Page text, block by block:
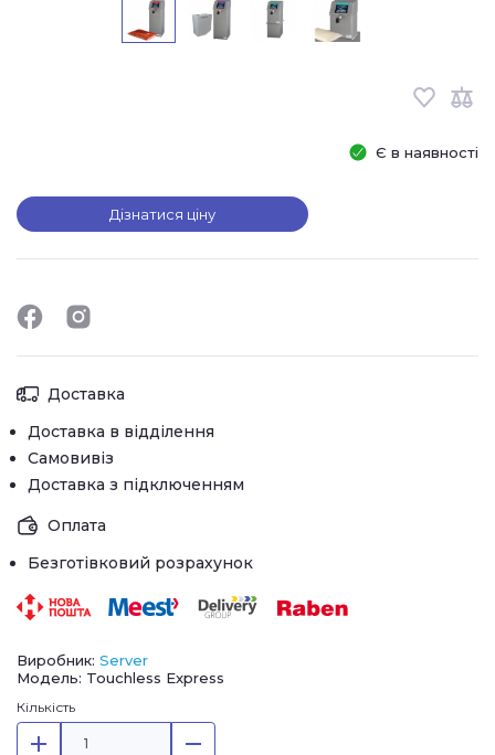
Є в наявності
Дізнатися ціну
Доставка
Доставка в відділення
Самовивіз
Доставка з підключенням
Оплата
Безготівковий розрахунок
Виробник: Server
Модель: Touchless Express
Кількість